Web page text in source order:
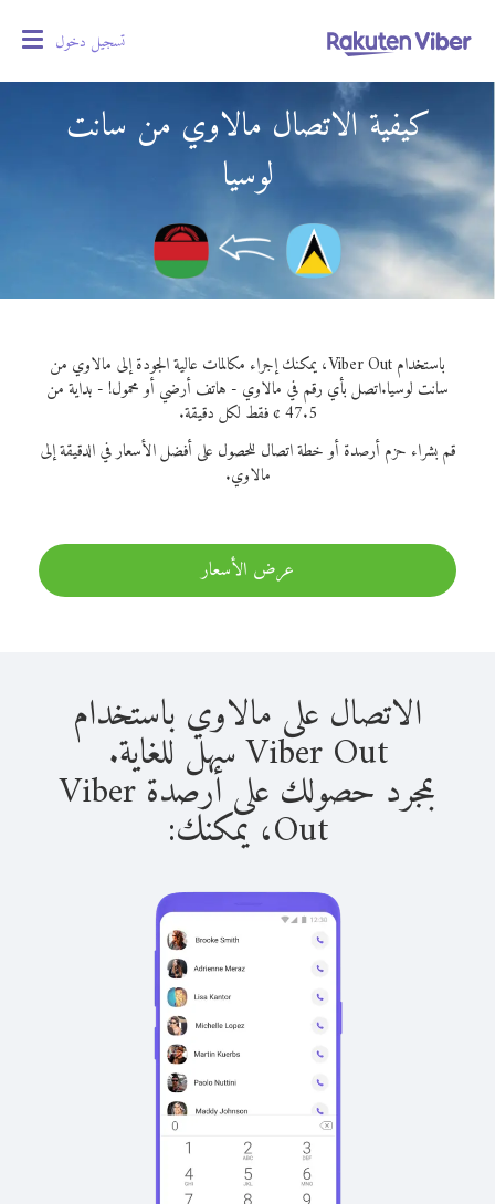
تسجيل دخول
كيفية الاتصال مالاوي من سانت
لوسيا
باستخدام Viber Out، يمكنك إجراء مكالمات عالية الجودة إلى مالاوي من
سانت لوسيا.اتصل بأي رقم في مالاوي - هاتف أرضي أو محمول! - بداية من
47.5 ¢ فقط لكل دقيقة.
قم بشراء حزم أرصدة أو خطة اتصال للحصول على أفضل الأسعار في الدقيقة إلى
مالاوي.
عرض الأسعار
الاتصال على مالاوي باستخدام
Viber Out سهل للغاية.
بمجرد حصولك على أرصدة Viber
Out، يمكنك: